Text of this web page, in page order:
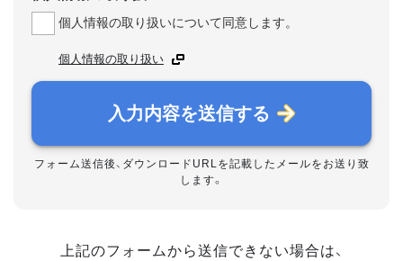
個人情報の取り扱いについて同意します。
個人情報の取り扱い
入力内容を送信する
フォーム送信後、ダウンロードURLを記載したメールをお送り致
します。
上記のフォームから送信できない場合は、